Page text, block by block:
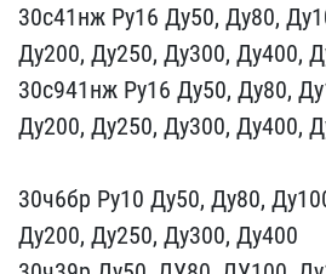
30с41нж Ру16 Ду​50, Ду80,
Ду200, Ду250, Ду3​00, Ду400,
​30с941нж Ру16 Ду50, Ду80​,
Д​у200, Ду250, Ду300, Ду40​0,
30ч6бр ​Ру10 Ду50, Ду80,
Ду200, Ду2​50, Ду300, Ду400